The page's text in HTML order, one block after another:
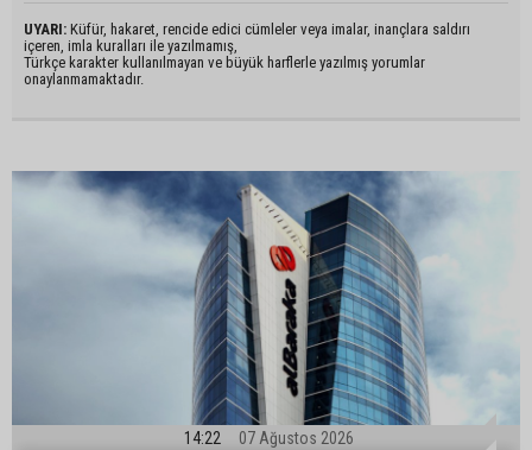
UYARI: Küfür, hakaret, rencide edici cümleler veya imalar, inançlara saldırı
içeren, imla kuralları ile yazılmamış,
Türkçe karakter kullanılmayan ve büyük harflerle yazılmış yorumlar
onaylanmamaktadır.
14:22 07 Ağustos 2026